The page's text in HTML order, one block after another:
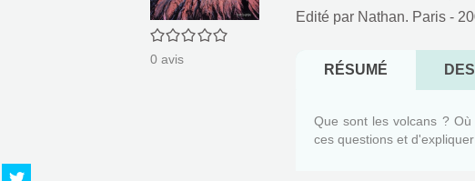
Partager
0/5
0 avis
Edité par Nathan. Paris -
RÉSUMÉ
Que sont les volcans ?
ces questions et